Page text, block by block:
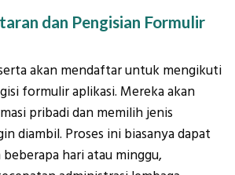
dan Pengisian Formulir
akan mendaftar untuk mengikuti
formulir aplikasi. Mereka akan
pribadi dan memilih jenis
diambil. Proses ini biasanya dapat
beberapa hari atau minggu,